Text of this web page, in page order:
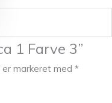
1 Farve 3”
markeret med *